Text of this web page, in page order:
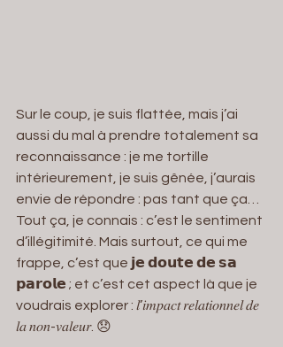
Sur le coup, je suis flattée, mais j’ai
aussi du mal à prendre totalement sa
reconnaissance : je me tortille
intérieurement, je suis gênée, j’aurais
envie de répondre : pas tant que ça…
Tout ça, je connais : c’est le sentiment
d’illégitimité. Mais surtout, ce qui me
frappe, c’est que 𝗷𝗲 𝗱𝗼𝘂𝘁𝗲 𝗱𝗲 𝘀𝗮
𝗽𝗮𝗿𝗼𝗹𝗲 ; et c’est cet aspect là que je
voudrais explorer : 𝑙’𝑖𝑚𝑝𝑎𝑐𝑡 𝑟𝑒𝑙𝑎𝑡𝑖𝑜𝑛𝑛𝑒𝑙 𝑑𝑒
𝑙𝑎 𝑛𝑜𝑛-𝑣𝑎𝑙𝑒𝑢𝑟. 😞